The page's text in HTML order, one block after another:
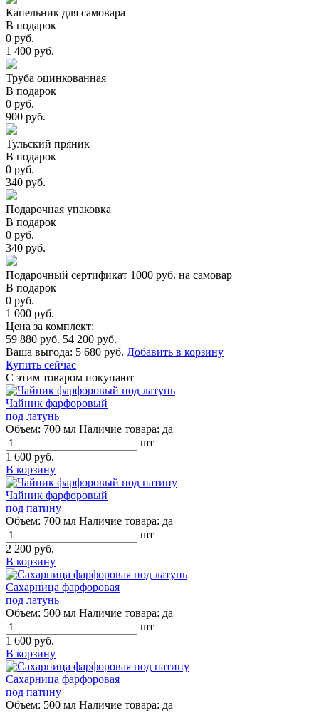
Капельник для самовара
В подарок
0 руб.
1 400 руб.
Труба оцинкованная
В подарок
0 руб.
900 руб.
Тульский пряник
В подарок
0 руб.
340 руб.
Подарочная упаковка
В подарок
0 руб.
340 руб.
Подарочный сертификат 1000 руб. на самовар
В подарок
0 руб.
1 000 руб.
Цена за комплект:
59 880 руб. 54 200 руб.
Ваша выгода: 5 680 руб. Добавить в корзину
Купить сейчас
С этим товаром покупают
Чайник фарфоровый
под латунь
Объем: 700 мл Наличие товара: да
шт
1 600 руб.
В корзину
Чайник фарфоровый
под патину
Объем: 700 мл Наличие товара: да
шт
2 200 руб.
В корзину
Сахарница фарфоровая
под латунь
Объем: 500 мл Наличие товара: да
шт
1 600 руб.
В корзину
Сахарница фарфоровая
под патину
Объем: 500 мл Наличие товара: да